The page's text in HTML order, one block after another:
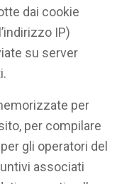
dai cookie
IP)
su server
per
per compilare
gli operatori del
associati